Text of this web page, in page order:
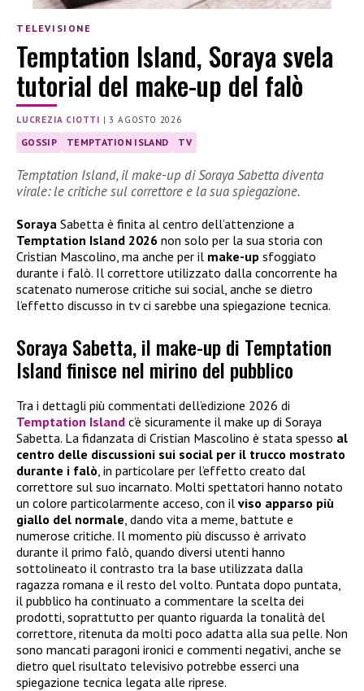
TELEVISIONE
Temptation Island, Soraya svela
tutorial del make-up del falò
LUCREZIA CIOTTI |3 AGOSTO 2026
GOSSIP TEMPTATION ISLAND TV
Temptation Island, il make-up di Soraya Sabetta diventa
virale: le critiche sul correttore e la sua spiegazione.
Soraya Sabetta è finita al centro dell’attenzione a
Temptation Island 2026 non solo per la sua storia con
Cristian Mascolino, ma anche per il make-up sfoggiato
durante i falò. Il correttore utilizzato dalla concorrente ha
scatenato numerose critiche sui social, anche se dietro
l’effetto discusso in tv ci sarebbe una spiegazione tecnica.
Soraya Sabetta, il make-up di Temptation
Island finisce nel mirino del pubblico
Tra i dettagli più commentati dell’edizione 2026 di
Temptation Island c’è sicuramente il make up di Soraya
Sabetta. La fidanzata di Cristian Mascolino è stata spesso al
centro delle discussioni sui social per il trucco mostrato
durante i falò , in particolare per l’effetto creato dal
correttore sul suo incarnato. Molti spettatori hanno notato
un colore particolarmente acceso, con il viso apparso più
giallo del normale , dando vita a meme, battute e
numerose critiche. Il momento più discusso è arrivato
durante il primo falò, quando diversi utenti hanno
sottolineato il contrasto tra la base utilizzata dalla
ragazza romana e il resto del volto. Puntata dopo puntata,
il pubblico ha continuato a commentare la scelta dei
prodotti, soprattutto per quanto riguarda la tonalità del
correttore, ritenuta da molti poco adatta alla sua pelle. Non
sono mancati paragoni ironici e commenti negativi, anche se
dietro quel risultato televisivo potrebbe esserci una
spiegazione tecnica legata alle riprese.